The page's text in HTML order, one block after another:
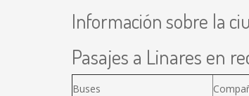
Información sobre la
Pasajes a Linares en
Buses